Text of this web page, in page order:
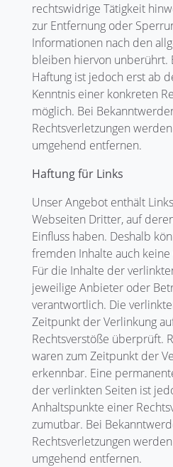
rechtswidrige Tätigkeit
zur Entfernung oder
Informationen nach den
bleiben hiervon unberührt.
Haftung ist jedoch erst ab
Kenntnis einer konkreten
möglich. Bei
Rechtsverletzungen
umgehend entfernen.
Haftung für Links
Unser Angebot enthält
Webseiten Dritter, auf
Einfluss haben. Deshalb
fremden Inhalte auch
Für die Inhalte der
jeweilige Anbieter oder
verantwortlich. Die
Zeitpunkt der Verlinkung
Rechtsverstöße überprüft.
waren zum Zeitpunkt der
erkennbar. Eine
der verlinkten Seiten ist
Anhaltspunkte einer
zumutbar. Bei
Rechtsverletzungen
umgehend entfernen.